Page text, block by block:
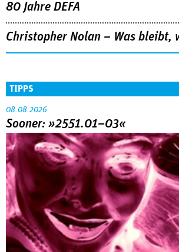
80 Jahre DEFA
Christopher Nolan – Was bleibt,
TIPPS
08.08.2026
Sooner: »2551.01–03«